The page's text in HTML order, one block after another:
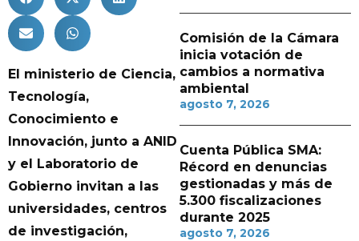
El ministerio de Ciencia,
Tecnología,
Conocimiento e
Innovación, junto a ANID
y el Laboratorio de
Gobierno invitan a las
universidades, centros
de investigación,
Comisión de la Cámara
inicia votación de
cambios a normativa
ambiental
agosto 7, 2026
Cuenta Pública SMA:
Récord en denuncias
gestionadas y más de
5.300 fiscalizaciones
durante 2025
agosto 7, 2026